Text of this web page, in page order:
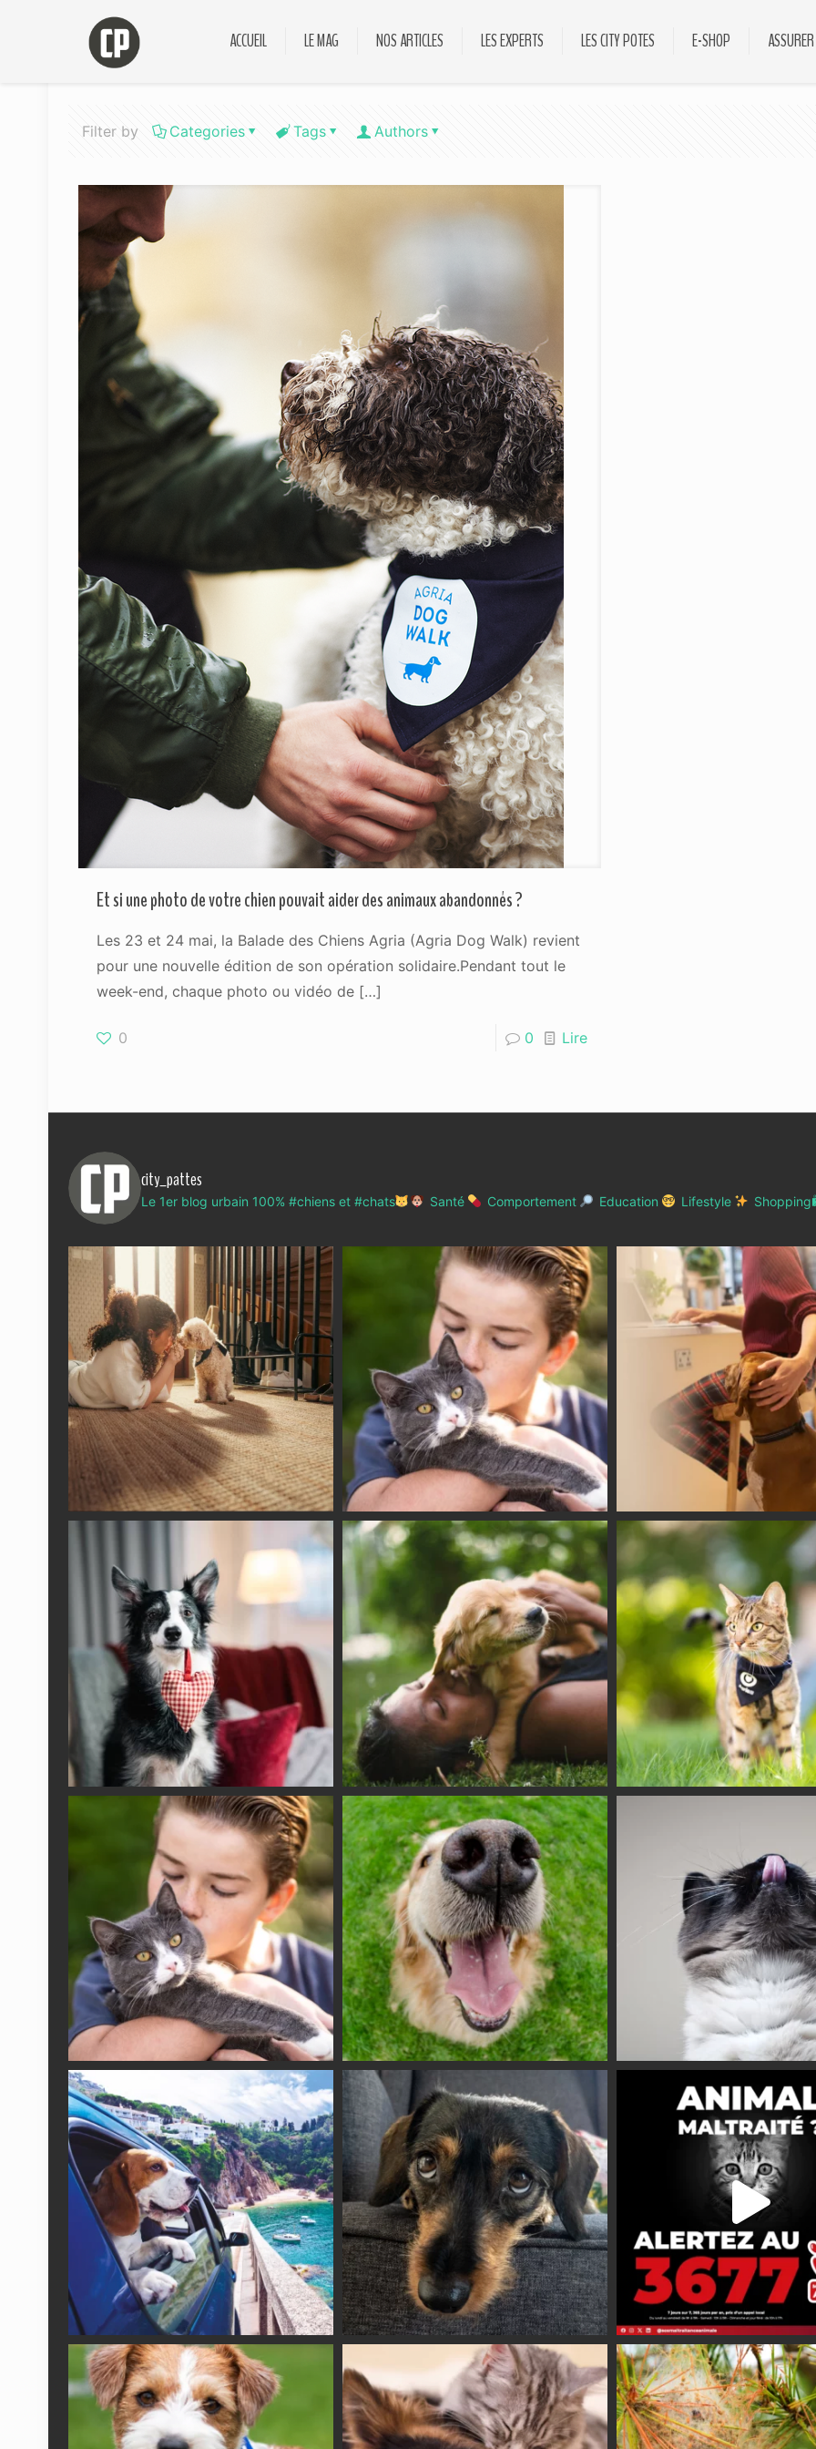
ACCUEIL LE MAG NOS ARTICLES LES EXPERTS LES CITY POTES E-SHOP
Filter by Categories Tags Authors
Et si une photo de votre chien pouvait aider des animaux abandonnés ?
Les 23 et 24 mai, la Balade des Chiens Agria (Agria Dog Walk) revient
pour une nouvelle édition de son opération solidaire.Pendant tout le
week-end, chaque photo ou vidéo de […]
0 0 Lire
city_pattes
Le 1er blog urbain 100% #chiens et #chats Santé Comportement Education Lifestyle